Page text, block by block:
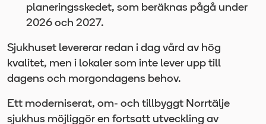
planeringsskedet, som beräknas pågå under
2026 och 2027.
Sjukhuset levererar redan i dag vård av hög
kvalitet, men i lokaler som inte lever upp till
dagens och morgondagens behov.
Ett moderniserat, om- och tillbyggt Norrtälje
sjukhus möjliggör en fortsatt utveckling av